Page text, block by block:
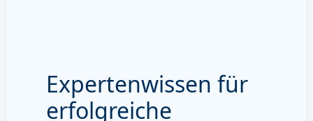
Expertenwissen für
erfolgreiche